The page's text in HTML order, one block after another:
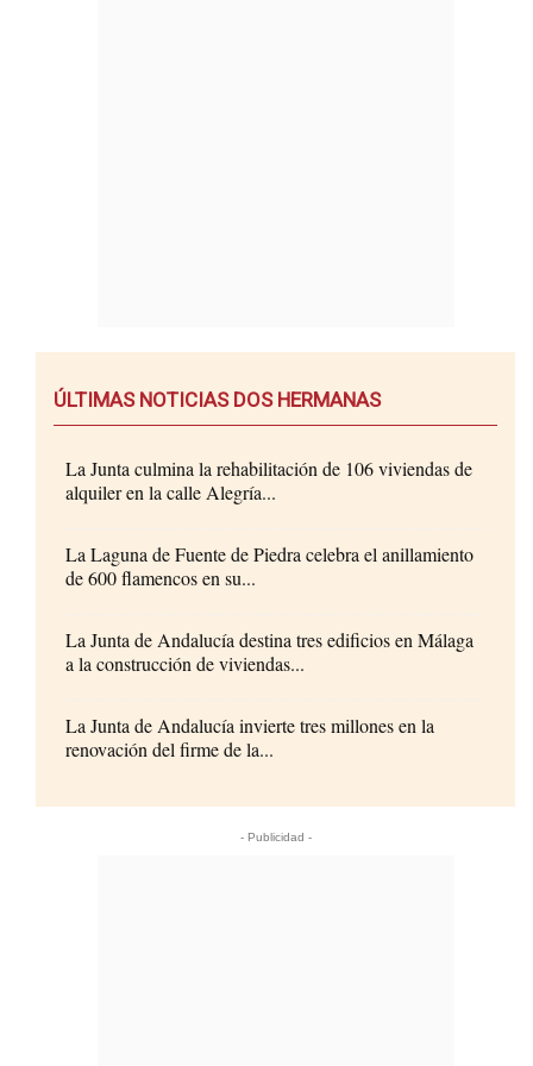
ÚLTIMAS NOTICIAS DOS HERMANAS
La Junta culmina la rehabilitación de 106 viviendas de
alquiler en la calle Alegría...
La Laguna de Fuente de Piedra celebra el anillamiento
de 600 flamencos en su...
La Junta de Andalucía destina tres edificios en Málaga
a la construcción de viviendas...
La Junta de Andalucía invierte tres millones en la
renovación del firme de la...
- Publicidad -